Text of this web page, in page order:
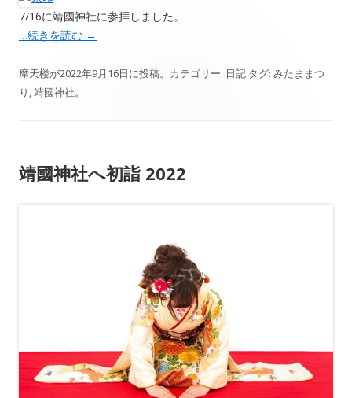
7/16に靖國神社に参拝しました。
…続きを読む →
摩天楼が2022年9月16日に投稿。カテゴリー: 日記 タグ: みたままつ
り ,靖國神社。
靖國神社へ初詣 2022